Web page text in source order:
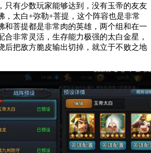
只有少数玩家能够达到，没有玉帝的友友
，太白+弥勒+菩提，这个阵容也是非常
和菩提都是非常肉的英雄，两个组和在一
合非常灵活，生存能力极强的太白金星，
后把敌方脆皮输出切掉，就立于不败之地